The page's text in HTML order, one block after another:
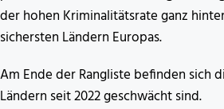
der hohen Kriminalitätsrate ganz
sichersten Ländern Europas.
Am Ende der Rangliste befinden sich
Ländern seit 2022 geschwächt sind.